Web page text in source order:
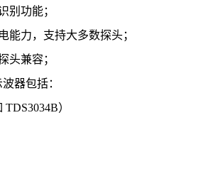
别功能；
能力，支持大多数探头；
头兼容；
器包括：
）